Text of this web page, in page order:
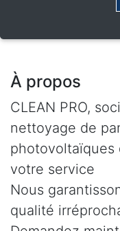
À propos
CLEAN PRO,
nettoyage de
photovoltaïques
votre service
Nous
qualité